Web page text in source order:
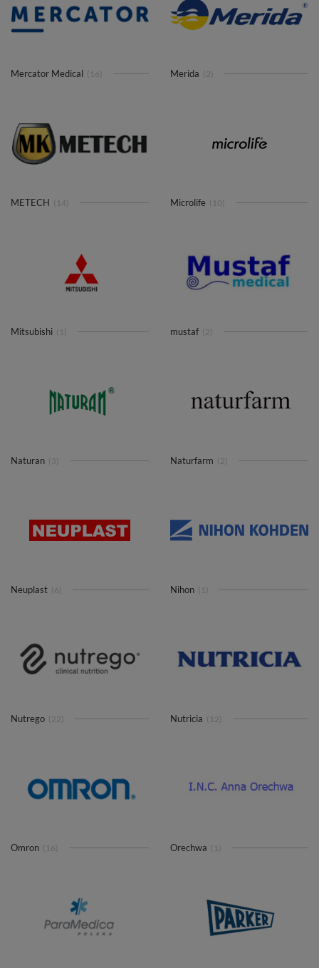
Mercator Medical (16) Merida (2)
METECH (14) Microlife (10)
Mitsubishi (1) mustaf (2)
Naturan (3) Naturfarm (2)
Neuplast (6) Nihon (1)
Nutrego (22) Nutricia (12)
Omron (16) Orechwa (1)